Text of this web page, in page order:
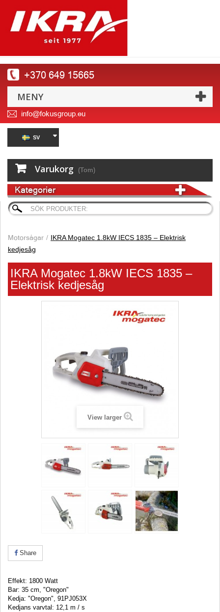
+370 649 15665
MENY
info@fokusgroup.eu
SV
Varukorg (Tom)
Kategorier
Motorsågar
IKRA Mogatec 1.8kW IECS 1835 – Elektrisk
kedjesåg
IKRA Mogatec 1.8kW IECS 1835 –
Elektrisk kedjesåg
View larger
Share
Effekt: 1800 Watt
Bar: 35 cm, "Oregon"
Kedja: "Oregon", 91PJ053X
Kedjans varvtal: 12,1 m / s